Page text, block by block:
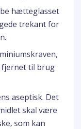
hætteglasset
trekant for
fjernet til brug
aseptisk. Det
skal være
som kan